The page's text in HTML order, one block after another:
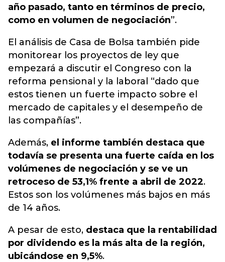
año pasado, tanto en términos de precio,
como en volumen de negociación”.
El análisis de Casa de Bolsa también pide
monitorear los proyectos de ley que
empezará a discutir el Congreso con la
reforma pensional y la laboral “dado que
estos tienen un fuerte impacto sobre el
mercado de capitales y el desempeño de
las compañías”.
Además, el informe también destaca que
todavía se presenta una fuerte caída en los
volúmenes de negociación y se ve un
retroceso de 53,1% frente a abril de 2022.
Estos son los volúmenes más bajos en más
de 14 años.
A pesar de esto, destaca que la rentabilidad
por dividendo es la más alta de la región,
ubicándose en 9,5%.